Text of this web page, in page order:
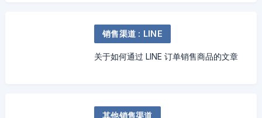
销售渠道 : LINE
关于如何通过 LINE 订单销售商品的文章
其他销售渠道